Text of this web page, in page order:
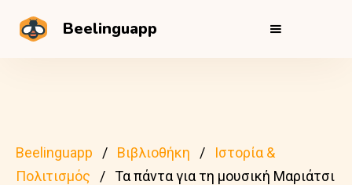
Beelinguapp
Beelinguapp Βιβλιοθήκη
Ιστορία &
Πολιτισμός
Τα πάντα για τη μουσική Μαριάτσι